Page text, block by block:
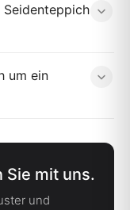
um ein
Sie mit uns.
und